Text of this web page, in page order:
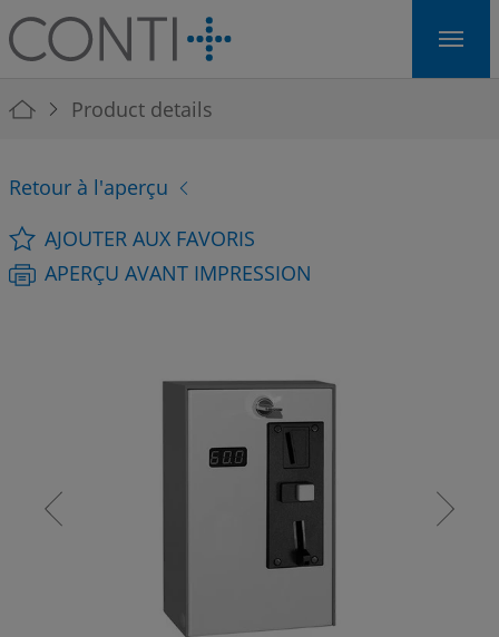
Skip to main navigation
Skip to main content
Skip to page footer
You are here:
Product details
Retour à l'aperçu
AJOUTER AUX FAVORIS
APERÇU AVANT IMPRESSION